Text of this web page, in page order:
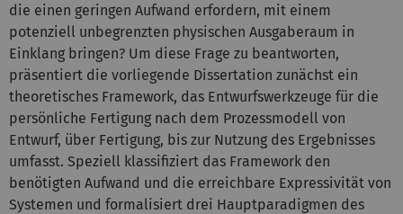
die einen geringen Aufwand erfordern, mit einem
potenziell unbegrenzten physischen Ausgaberaum in
Einklang bringen? Um diese Frage zu beantworten,
präsentiert die vorliegende Dissertation zunächst ein
theoretisches Framework, das Entwurfswerkzeuge für die
persönliche Fertigung nach dem Prozessmodell von
Entwurf, über Fertigung, bis zur Nutzung des Ergebnisses
umfasst. Speziell klassifiziert das Framework den
benötigten Aufwand und die erreichbare Expressivität von
Systemen und formalisiert drei Hauptparadigmen des